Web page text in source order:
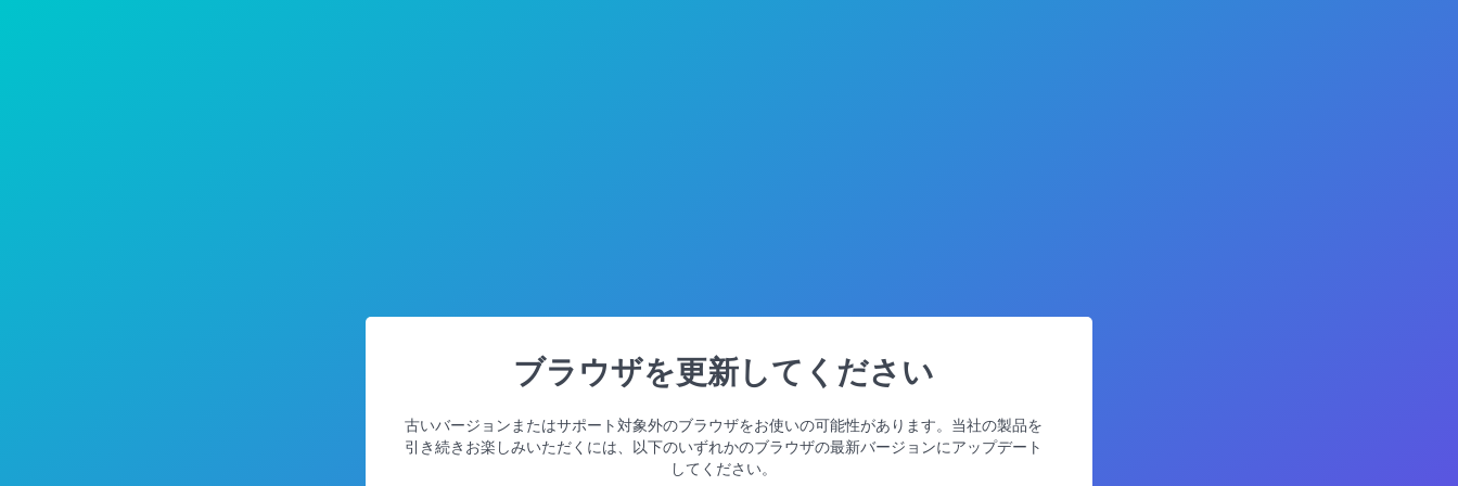
ブラウザを更新してください
古いバージョンまたはサポート対象外のブラウザをお使いの可能性があります。当社の製品を
引き続きお楽しみいただくには、以下のいずれかのブラウザの最新バージョンにアップデート
してください。